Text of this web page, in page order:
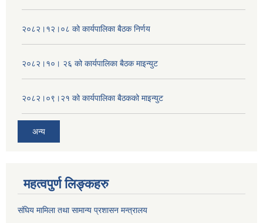
२०८२।१२।०८ को कार्यपालिका बैठक निर्णय
२०८२।१०। २६ को कार्यपालिका बैठक माइन्युट
२०८२।०९।२१ को कार्यपालिका बैठकको माइन्युट
अन्य
महत्वपुर्ण लिङ्कहरु
संघिय मामिला तथा सामान्य प्रशासन मन्त्रालय